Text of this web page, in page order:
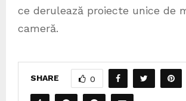
ce derulează proiecte unice de
cameră.
SHARE 0